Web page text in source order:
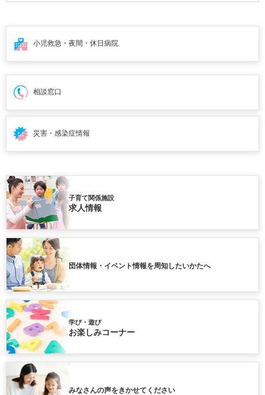
小児救急・夜間・ 休日病院
相談窓口
災害・感染症情報
子育て関係施設
求人情報
団体情報・イベント情報を周知したいかたへ
学び・遊び
お楽しみコーナー
みなさんの声をきかせてください